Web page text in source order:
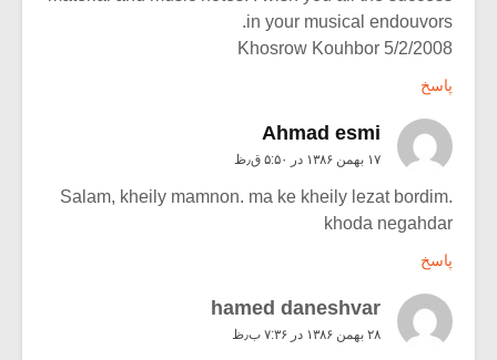
in your musical endouvors.
Khosrow Kouhbor 5/2/2008
پاسخ
Ahmad esmi
۱۷ بهمن ۱۳۸۶ در ۵:۵۰ ق٫ظ
Salam, kheily mamnon. ma ke kheily lezat bordim.
khoda negahdar
پاسخ
hamed daneshvar
۲۸ بهمن ۱۳۸۶ در ۷:۳۶ ب٫ظ